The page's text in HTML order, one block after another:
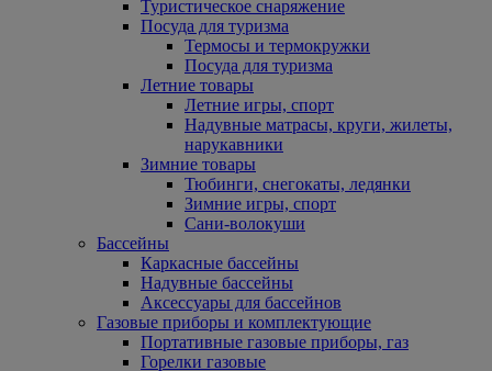
Туристическое снаряжение
Посуда для туризма
Термосы и термокружки
Посуда для туризма
Летние товары
Летние игры, спорт
Надувные матрасы, круги, жилеты,
нарукавники
Зимние товары
Тюбинги, снегокаты, ледянки
Зимние игры, спорт
Сани-волокуши
Бассейны
Каркасные бассейны
Надувные бассейны
Аксессуары для бассейнов
Газовые приборы и комплектующие
Портативные газовые приборы, газ
Горелки газовые